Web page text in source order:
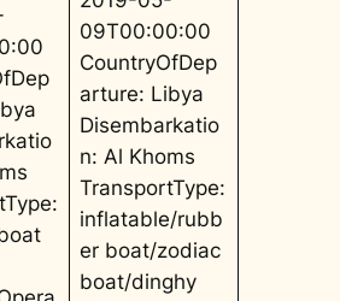
09T00:00:00
CountryOfDep
arture: Libya
Disembarkatio
n: Al Khoms
TransportType:
inflatable/rubb
er boat/zodiac
boat/dinghy